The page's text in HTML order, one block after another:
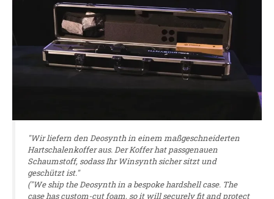
"Wir liefern den Deosynth in einem maßgeschneiderten
Hartschalenkoffer aus. Der Koffer hat passgenauen
Schaumstoff, sodass Ihr Winsynth sicher sitzt und
geschützt ist."
("We ship the Deosynth in a bespoke hardshell case. The
case has custom-cut foam, so it will securely fit and protect